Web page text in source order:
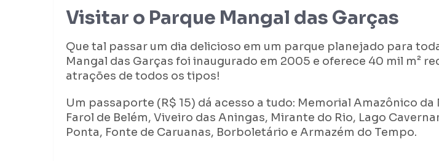
Visitar o Parque Mangal das Garças
Que tal passar um dia delicioso em um parque planejado para
Mangal das Garças foi inaugurado em 2005 e oferece 40 mil m²
atrações de todos os tipos!
Um passaporte (R$ 15) dá acesso a tudo: Memorial Amazônico da
Farol de Belém, Viveiro das Aningas, Mirante do Rio, Lago
Ponta, Fonte de Caruanas, Borboletário e Armazém do Tempo.